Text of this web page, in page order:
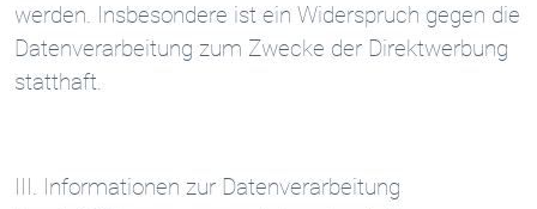
werden. Insbesondere ist ein Widerspruch gegen die
Datenverarbeitung zum Zwecke der Direktwerbung
statthaft.
III. Informationen zur Datenverarbeitung